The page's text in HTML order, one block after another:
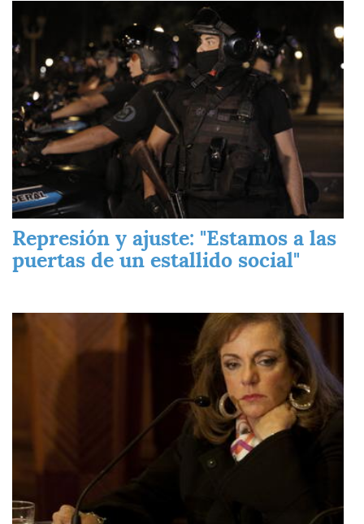
Represión y ajuste: "Estamos a las
puertas de un estallido social"
Imagen